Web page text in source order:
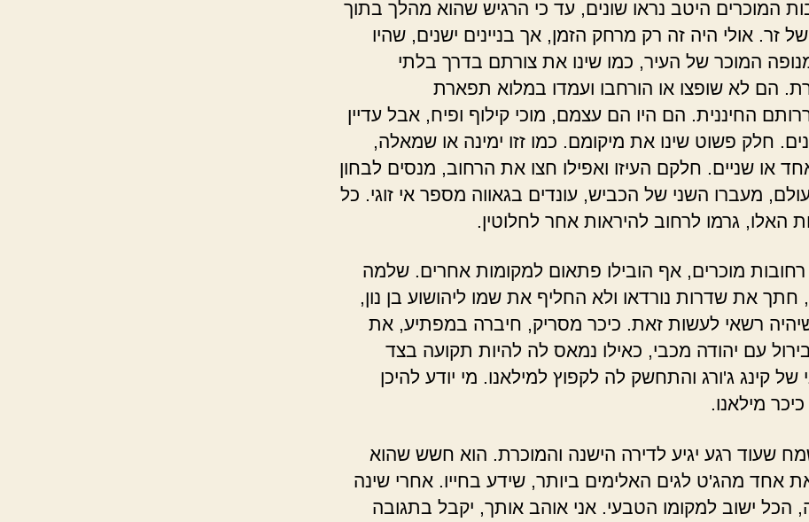
המוכרים היטב נראו שונים, עד כי הרגיש שהוא מהלך בתוך
זר. אולי היה זה רק מרחק הזמן, אך בניינים ישנים, שהיו
המוכר של העיר, כמו שינו את צורתם בדרך בלתי
הם לא שופצו או הורחבו ועמדו במלוא תפארת
החיננית. הם היו הם עצמם, מוכי קילוף ופיח, אבל עדיין
חלק פשוט שינו את מיקומם. כמו זזו ימינה או שמאלה,
אחד או שניים. חלקם העיזו ואפילו חצו את הרחוב, מנסים לבחון
מעברו השני של הכביש, עונדים בגאווה מספר אי זוגי. כל
האלו, גרמו לרחוב להיראות אחר לחלוטין.
מוכרים, אף הובילו פתאום למקומות אחרים. שלמה
חתך את שדרות נורדאו ולא החליף את שמו ליהושוע בן נון,
רשאי לעשות זאת. כיכר מסריק, חיברה במפתיע, את
עם יהודה מכבי, כאילו נמאס לה להיות תקועה בצד
של קינג ג'ורג והתחשק לה לקפוץ למילאנו. מי יודע להיכן
מילאנו.
שעוד רגע יגיע לדירה הישנה והמוכרת. הוא חשש שהוא
אחד מהג'ט לגים האלימים ביותר, שידע בחייו. אחרי שינה
הכל ישוב למקומו הטבעי. אני אוהב אותך, יקבל בתגובה